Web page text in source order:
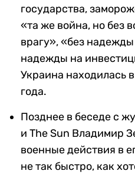
государства,
«та же война, но без
врагу», «без
надежды на
Украина находилась
года.
Позднее в беседе с
и The Sun Владимир
военные действия в
не так быстро, как